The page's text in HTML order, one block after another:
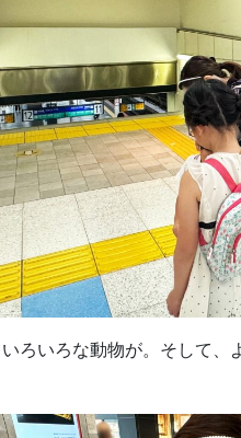
いろな動物が。そして、